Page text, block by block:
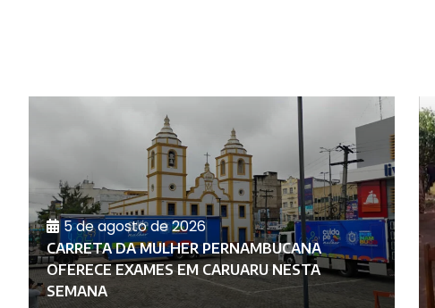
5 de agosto de 2026
CARRETA DA MULHER PERNAMBUCANA
OFERECE EXAMES EM CARUARU NESTA
SEMANA